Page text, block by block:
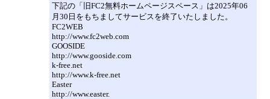
下記の「旧FC2無料ホームページスペース」は2025年06
月30日をもちましてサービスを終了いたしました。
FC2WEB
http://www.fc2web.com
GOOSIDE
http://www.gooside.com
k-free.net
http://www.k-free.net
Easter
http://www.easter.